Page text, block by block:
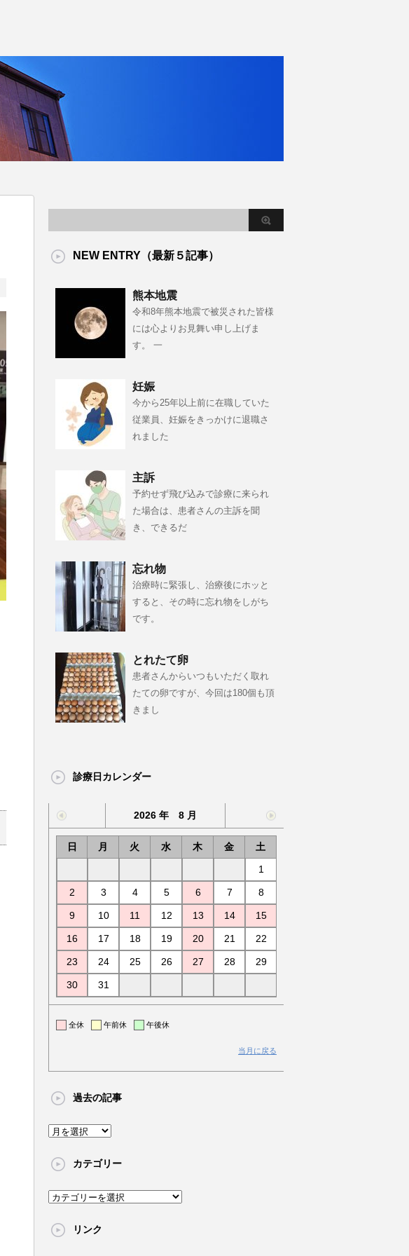
NEW ENTRY（最新５記事）
熊本地震
令和8年熊本地震で被災された皆様
には心よりお見舞い申し上げま
す。 一
妊娠
今から25年以上前に在職していた
従業員、妊娠をきっかけに退職さ
れました
主訴
予約せず飛び込みで診療に来られ
た場合は、患者さんの主訴を聞
き、できるだ
忘れ物
治療時に緊張し、治療後にホッと
すると、その時に忘れ物をしがち
です。
とれたて卵
患者さんからいつもいただく取れ
たての卵ですが、今回は180個も頂
きまし
診療日カレンダー
2026 年 8 月
日 月 火 水 木 金
土
1
2 3 4 5 6 7 8
9 10 11 12 13 14 15
16 17 18 19 20 21 22
23 24 25 26 27 28 29
30 31
全休 午前休 午後休
当月に戻る
過去の記事
過
の
事
カテゴリー
カ
ゴ
リンク